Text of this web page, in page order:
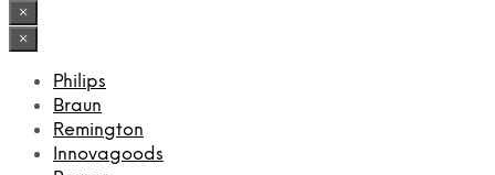
×
×
Philips
Braun
Remington
Innovagoods